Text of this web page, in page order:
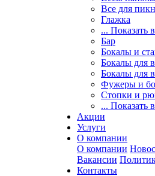
Все для
Глажка
... Показать
Бар
Бокалы и
Бокалы для
Бокалы для
Фужеры и
Стопки и
... Показать
Акции
Услуги
О компании
О компании
Вакансии
Контакты